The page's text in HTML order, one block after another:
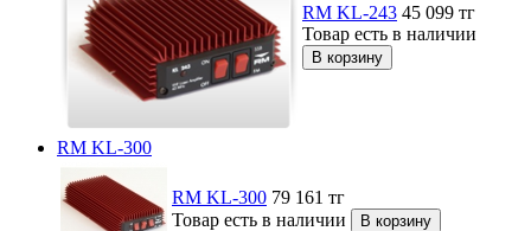
RM KL-243 45 099 тг
Товар есть в наличии
RM KL-300
RM KL-300 79 161 тг
Товар есть в наличии